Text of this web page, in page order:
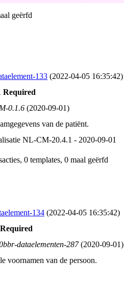
geërfd
133 (2022‑04‑05 16:35:42)
Required
0.1.6 (2020‑09‑01)
van de patiënt.
NL-CM-20.4.1 - 2020‑09‑01
0 templates, 0 maal geërfd
134 (2022‑04‑05 16:35:42)
dataelementen-287(2020‑09‑01)
voornamen van de persoon.